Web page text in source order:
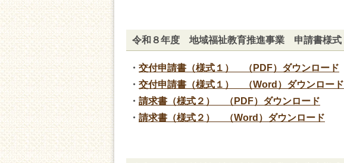
令和８年度 地域福祉教育推進事業 申請書様式
・ 交付申請書（様式１） （PDF）ダウンロード
・ 交付申請書（様式１） （Word）ダウンロード
・ 請求書（様式２） （PDF）ダウンロード
・ 請求書（様式２） （Word）ダウンロード